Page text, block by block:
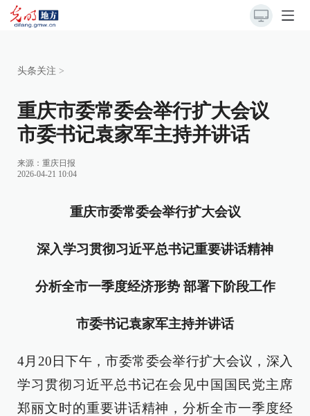
头条关注 >
重庆市委常委会举行扩大会议
市委书记袁家军主持并讲话
来源： 重庆日报
2026-04-21 10:04
重庆市委常委会举行扩大会议
深入学习贯彻习近平总书记重要讲话精神
分析全市一季度经济形势 部署下阶段工作
市委书记袁家军主持并讲话
4月20日下午，市委常委会举行扩大会议，深入
学习贯彻习近平总书记在会见中国国民党主席
郑丽文时的重要讲话精神，分析全市一季度经